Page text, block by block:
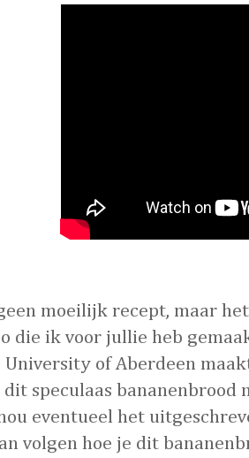
moeilijk recept, maar
die ik voor jullie heb
of Aberdeen
speculaas bananenbrood
eventueel het
volgen hoe je dit